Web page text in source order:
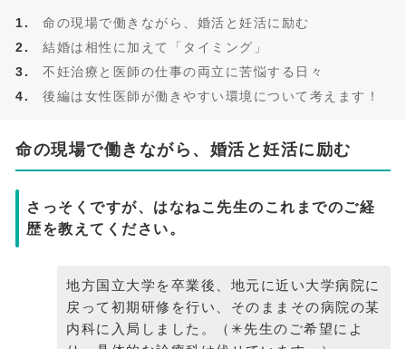
命の現場で働きながら、婚活と妊活に励む
結婚は相性に加えて「タイミング」
不妊治療と医師の仕事の両立に苦悩する日々
後編は女性医師が働きやすい環境について考えます！
命の現場で働きながら、婚活と妊活に励む
さっそくですが、はなねこ先生のこれまでのご経
歴を教えてください。
地方国立大学を卒業後、地元に近い大学病院に
戻って初期研修を行い、そのままその病院の某
内科に入局しました。（✳︎先生のご希望によ